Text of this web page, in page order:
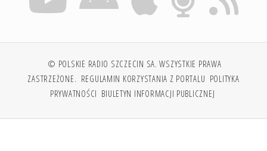
© POLSKIE RADIO SZCZECIN SA. WSZYSTKIE PRAWA
ZASTRZEŻONE. REGULAMIN KORZYSTANIA Z PORTALU POLITYKA
PRYWATNOŚCI BIULETYN INFORMACJI PUBLICZNEJ